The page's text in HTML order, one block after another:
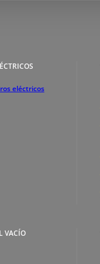
eléctricos
VACÍO